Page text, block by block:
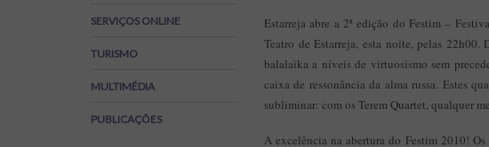
SERVIÇOS ONLINE
TURISMO
MULTIMÉDIA
PUBLICAÇÕES
Estarreja abre a 2ª edição do Festim –
Teatro de Estarreja, esta noite, pelas 22h00.
balalaika a níveis de virtuosismo sem
caixa de ressonância da alma russa. Estes
subliminar: com os Terem Quartet, qualquer
A excelência na abertura do Festim 2010!